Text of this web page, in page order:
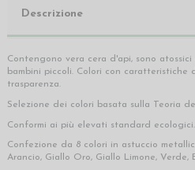
Descrizione
Contengono vera cera d'api, sono
bambini piccoli. Colori con caratteristiche
trasparenza.
Selezione dei colori basata sulla Teoria
Conformi ai più elevati standard ecologici.
Confezione da 8 colori in astuccio
Arancio, Giallo Oro, Giallo Limone, Verde,